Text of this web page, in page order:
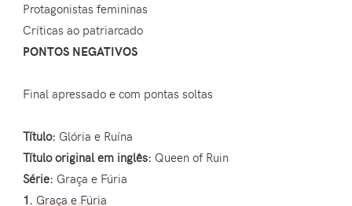
Protagonistas femininas
Críticas ao patriarcado
PONTOS NEGATIVOS
Final apressado e com pontas soltas
Título: Glória e Ruína
Título original em inglês: Queen of Ruin
Série: Graça e Fúria
1. Graça e Fúria